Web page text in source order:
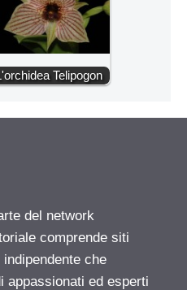
Telipogon
del network
comprende siti
che
appassionati ed esperti